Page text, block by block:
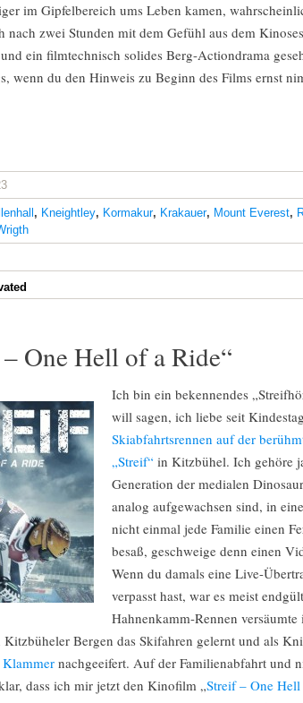
im Gipfelbereich ums Leben kamen,
zwei Stunden mit dem Gefühl aus dem
ein filmtechnisch solides Berg-Actiondrama
wenn du den Hinweis zu Beginn des Films ernst
, Kneightley, Kormakur, Krakauer, Mount Everest,
One Hell of a Ride“
Ich bin ein bekennendes
will sagen, ich liebe seit
Skiabfahrtsrennen auf der
„Streif“ in Kitzbühel. Ich gehöre
Generation der medialen
analog aufgewachsen sind, in
nicht einmal jede Familie einen
besaß, geschweige denn einen
Wenn du damals eine Live-
verpasst hast, war es meist
Hahnenkamm-Rennen
Bergen das Skifahren gelernt und als
Klammer nachgeeifert. Auf der Familienabfahrt und
dass ich mir jetzt den Kinofilm „Streif – One